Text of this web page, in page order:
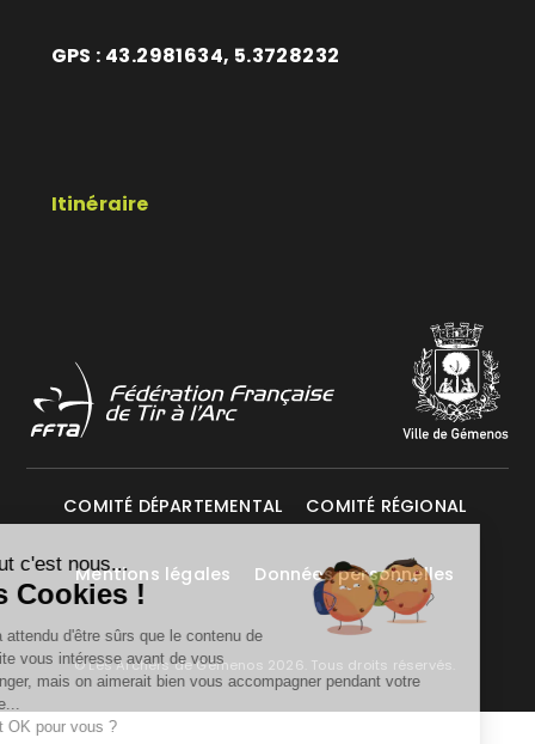
GPS : 43.2981634, 5.3728232
Itinéraire
COMITÉ DÉPARTEMENTAL COMITÉ RÉGIONAL
Mentions légales Données personnelles
© Les Archers de Gémenos 2026. Tous droits réservés.
Salut c'est nous...
les Cookies !
On a attendu d'être sûrs que le contenu de
ce site vous intéresse avant de vous
déranger, mais on aimerait bien vous accompagner pendant votre
C'est OK pour vous ?